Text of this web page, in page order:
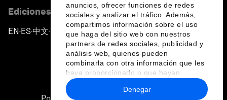
anuncios, ofrecer funciones de redes
sociales y analizar el tráfico. Además,
compartimos información sobre el uso
que haga del sitio web con nuestros
partners de redes sociales, publicidad y
análisis web, quienes pueden
combinarla con otra información que les
haya proporcionado o que hayan
recopilado a partir del uso que haya
hecho de sus servicios.
Denegar
Ediciones en otros idiomas
EN ▪ES▪中文▪ 日本語